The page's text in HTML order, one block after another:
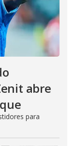
abre
para